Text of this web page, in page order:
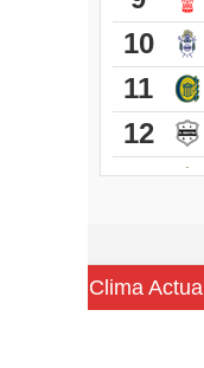
Clima Actual